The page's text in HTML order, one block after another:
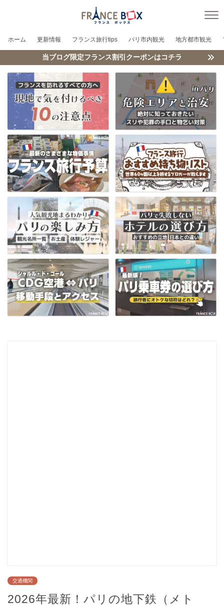
ホーム 更新情報 フランス旅行tips パリ市内観光 地方都市観光
当ブログ限定フランス割引クーポンはコチラ
交通機関
2026年最新！パリの地下鉄（メト